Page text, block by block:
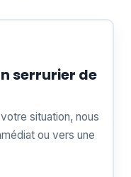
serrurier de
situation, nous
ou vers une